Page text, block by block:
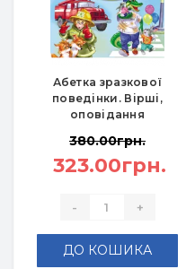
Абетка зразкової
поведінки. Вірші,
оповідання
380.00грн.
323.00грн.
- +
ДО КОШИКА